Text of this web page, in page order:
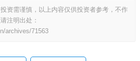
资需谨慎，以上内容仅供投资者参考，不作
注明出处：
archives/71563